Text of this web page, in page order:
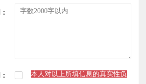
本人对以上所填信息的真实性负